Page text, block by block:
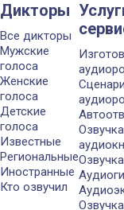
Дикторы
Все дикторы
Мужские
голоса
Женские
голоса
Детские
голоса
Известные
Региональные
Иностранные
Кто озвучил
Озвучка